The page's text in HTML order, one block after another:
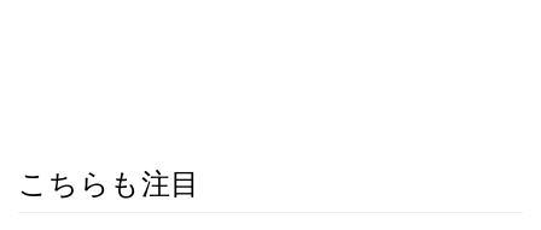
こちらも注目